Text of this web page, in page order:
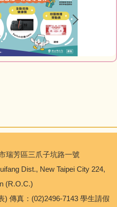
瑞芳區三爪子坑路一號
Dist., New Taipei City 224,
(R.O.C.)
) 傳真：(02)2496-7143 學生請假